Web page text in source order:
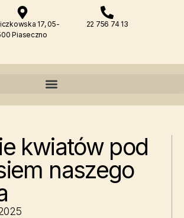
17, 05-
Piaseczno
22 756 74 13
kwiatów pod
naszego